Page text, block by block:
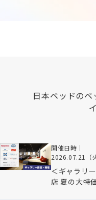
日本ベッドのベ
開催日時｜
2026.07.21（火
＜ギャラリ
店 夏の大特